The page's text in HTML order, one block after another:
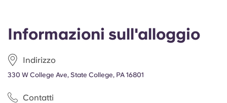
Informazioni sull'alloggio
Indirizzo
330 W College Ave, State College, PA 16801
Contatti